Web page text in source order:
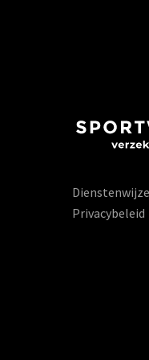
Privacybeleid